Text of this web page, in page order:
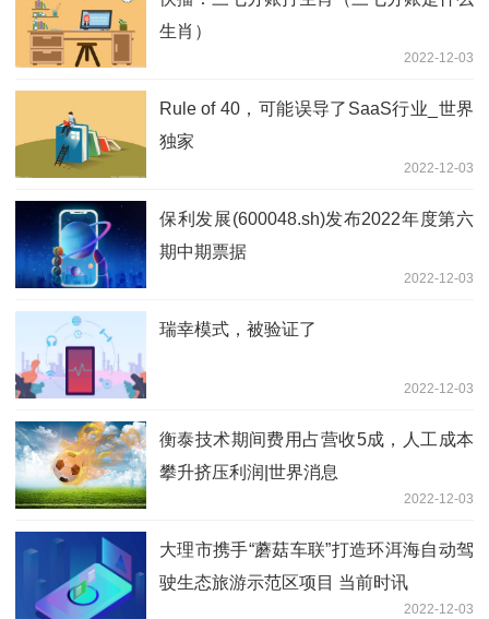
生肖）
2022-12-03
Rule of 40，可能误导了SaaS行业_世界
独家
2022-12-03
保利发展(600048.sh)发布2022年度第六
期中期票据
2022-12-03
瑞幸模式，被验证了
2022-12-03
衡泰技术期间费用占营收5成，人工成本
攀升挤压利润|世界消息
2022-12-03
大理市携手“蘑菇车联”打造环洱海自动驾
驶生态旅游示范区项目 当前时讯
2022-12-03